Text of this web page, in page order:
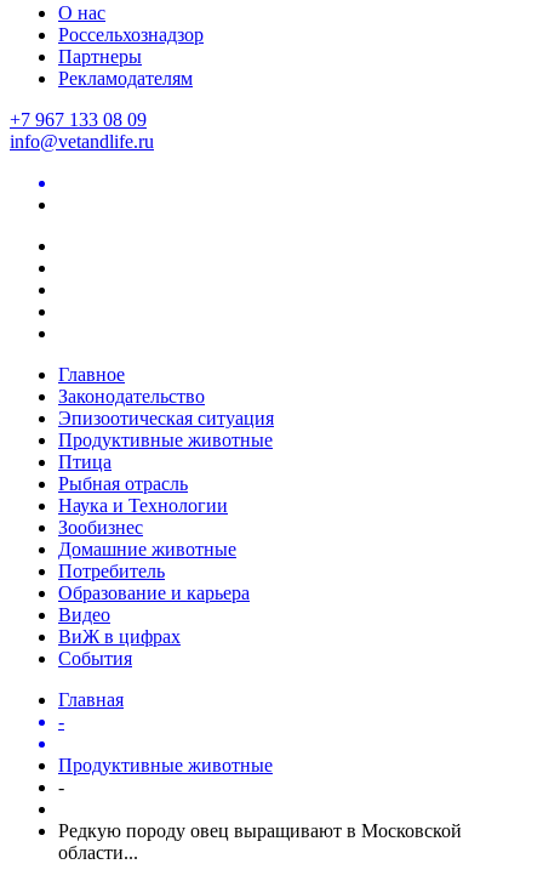
О нас
Россельхознадзор
Партнеры
Рекламодателям
+7 967 133 08 09
info@vetandlife.ru
Главное
Законодательство
Эпизоотическая ситуация
Продуктивные животные
Птица
Рыбная отрасль
Наука и Технологии
Зообизнес
Домашние животные
Потребитель
Образование и карьера
Видео
ВиЖ в цифрах
События
Главная
-
Продуктивные животные
-
Редкую породу овец выращивают в Московской
области...